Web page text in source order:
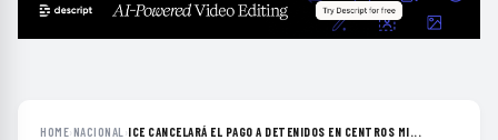
HOME›NACIONAL ›ICE CANCELARÁ EL PAGO A DETENIDOS EN CENTROS MI...